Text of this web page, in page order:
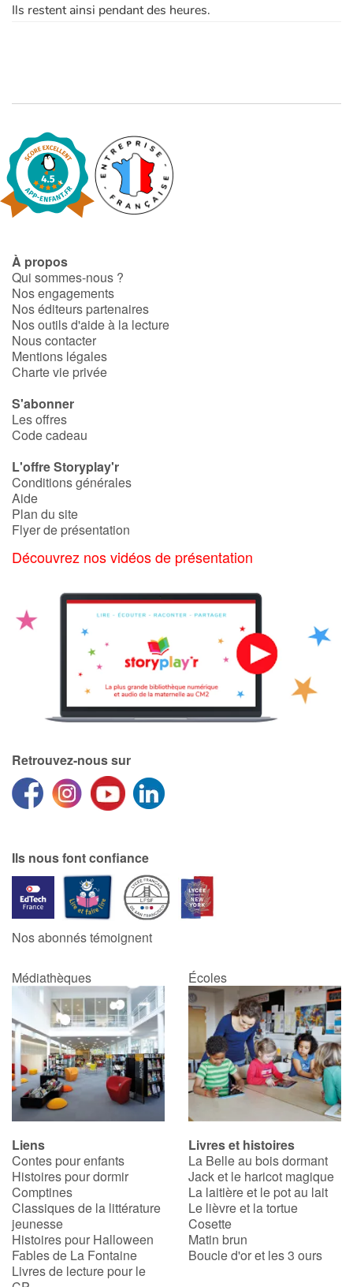
Ils restent ainsi pendant des heures.
À propos
Qui sommes-nous ?
Nos engagements
Nos éditeurs partenaires
Nos outils d'aide à la lecture
Nous contacter
Mentions légales
Charte vie privée
S'abonner
Les offres
Code cadeau
L'offre Storyplay'r
Conditions générales
Aide
Plan du site
Flyer de présentation
Découvrez nos vidéos de présentation
Retrouvez-nous sur
Ils nous font confiance
Nos abonnés témoignent
Médiathèques Écoles
Liens
Contes pour enfants
Histoires pour dormir
Comptines
Classiques de la littérature
jeunesse
Histoires pour Halloween
Fables de La Fontaine
Livres de lecture pour le
Livres et histoires
La Belle au bois dormant
Jack et le haricot magique
La laitière et le pot au lait
Le lièvre et la tortue
Cosette
Matin brun
Boucle d'or et les 3 ours